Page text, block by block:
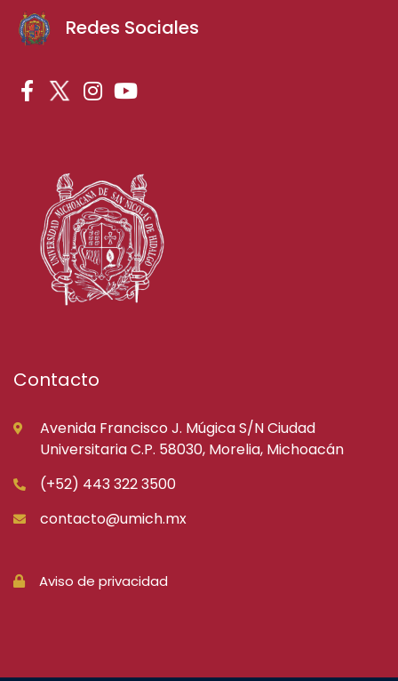
Redes Sociales
Contacto
Avenida Francisco J. Múgica S/N Ciudad
Universitaria C.P. 58030, Morelia, Michoacán
(+52) 443 322 3500
contacto@umich.mx
Aviso de privacidad